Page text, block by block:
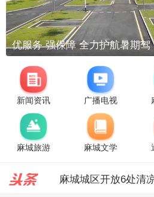
优服务 强保障 全力护航暑期驾
新闻资讯 广播电视
麻城旅游 麻城文学
麻城城区开放6处清